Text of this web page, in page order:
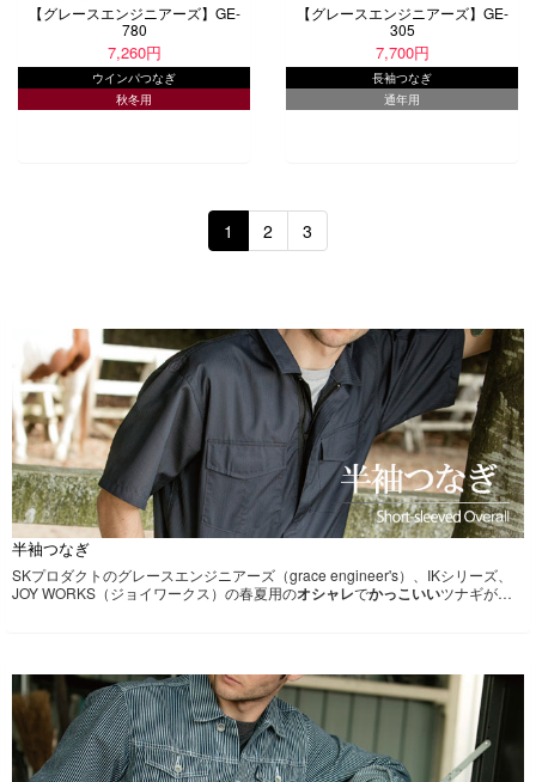
【グレースエンジニアーズ】GE-
780
7,260円
ウインパつなぎ
秋冬用
【グレースエンジニアーズ】GE-
305
7,700円
長袖つなぎ
通年用
1 2 3
半袖つなぎ
SKプロダクトのグレースエンジニアーズ（grace engineer's）、IKシリーズ、
JOY WORKS（ジョイワークス）の春夏用のオシャレでかっこいいツナギがメ